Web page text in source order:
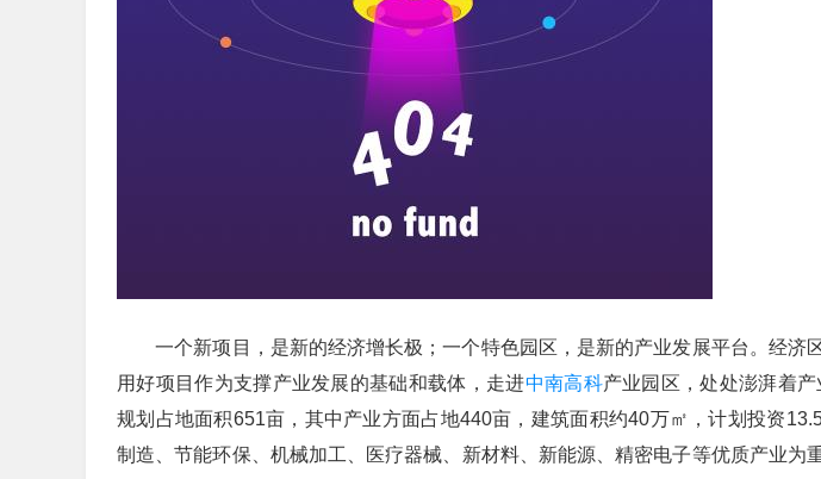
一个新项目，是新的经济增长极；一个特色园区，是新的产业发展平台。经济
用好项目作为支撑产业发展的基础和载体，走进中南高科产业园区，处处澎湃着
规划占地面积651亩，其中产业方面占地440亩，建筑面积约40万㎡，计划投资
制造、节能环保、机械加工、医疗器械、新材料、新能源、精密电子等优质产业为